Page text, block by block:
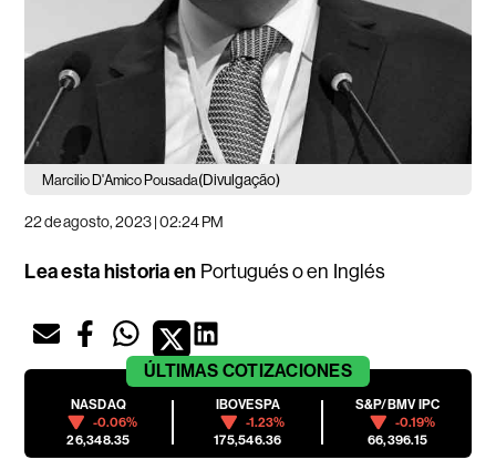
Marcilio D'Amico Pousada(Divulgação)
22 de agosto, 2023 | 02:24 PM
Lea esta historia en Portuguéso en Inglés
ÚLTIMAS COTIZACIONES
NASDAQ
-0.06%
26,348.35
IBOVESPA
-1.23%
175,546.36
S&P/BMV IPC
-0.19%
66,396.15